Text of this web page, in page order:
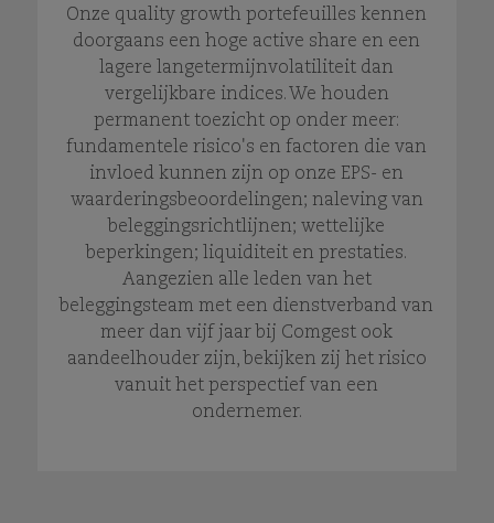
Onze quality growth portefeuilles kennen
doorgaans een hoge active share en een
lagere langetermijnvolatiliteit dan
vergelijkbare indices. We houden
permanent toezicht op onder meer:
fundamentele risico's en factoren die van
invloed kunnen zijn op onze EPS- en
waarderingsbeoordelingen; naleving van
beleggingsrichtlijnen; wettelijke
beperkingen; liquiditeit en prestaties.
Aangezien alle leden van het
beleggingsteam met een dienstverband van
meer dan vijf jaar bij Comgest ook
aandeelhouder zijn, bekijken zij het risico
vanuit het perspectief van een
ondernemer.